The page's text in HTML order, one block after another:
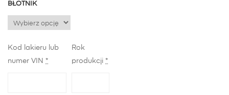
BŁOTNIK
Kod lakieru lub
numer VIN *
Rok
produkcji *